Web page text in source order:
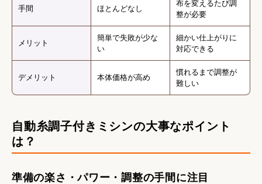
手間 ほとんどなし
布を変えるたび調
整が必要
メリット
簡単で失敗が少な
い
細かい仕上がりに
対応できる
デメリット 本体価格が高め
慣れるまで調整が
難しい
自動糸調子付きミシンの大事なポイント
は？
準備の楽さ・パワー・調整の手間に注目